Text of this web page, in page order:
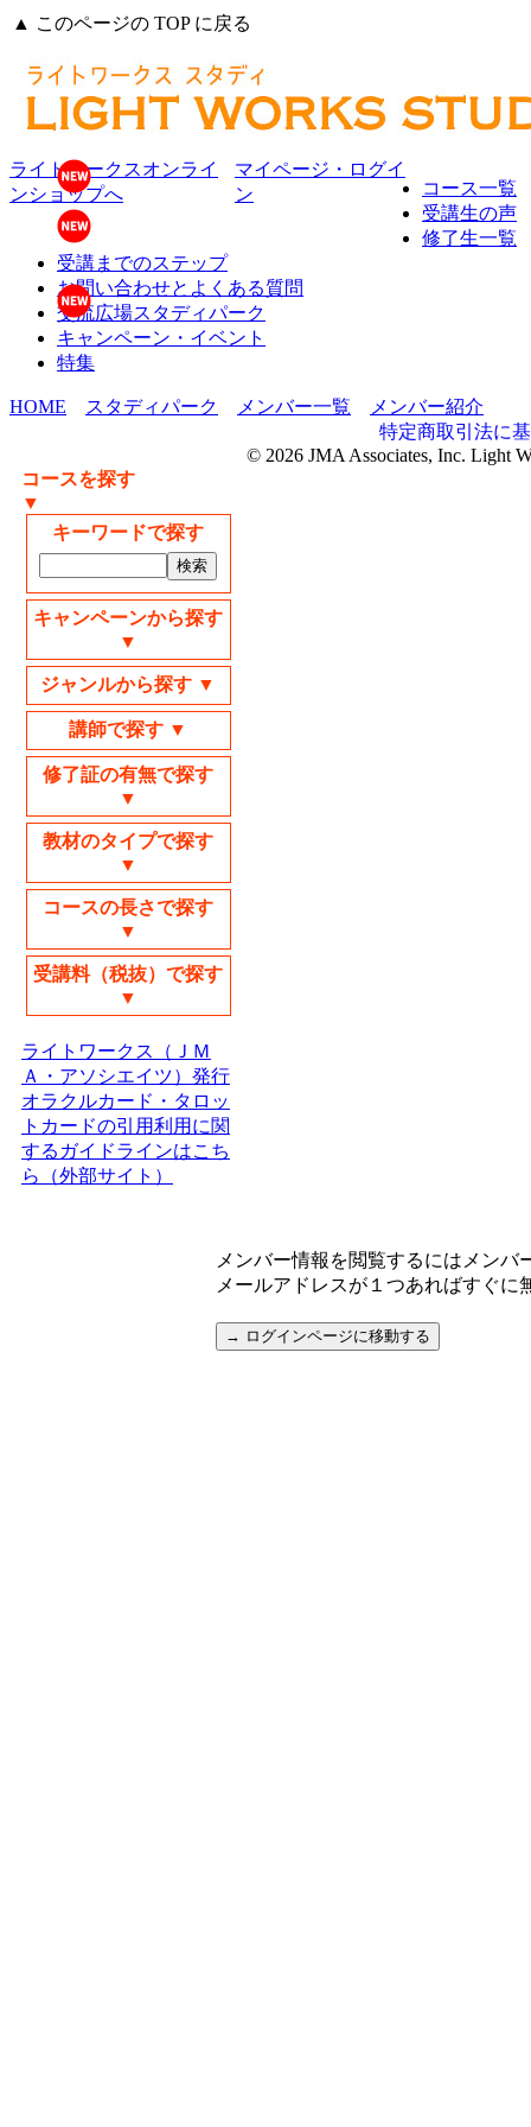
▲ このページの TOP に戻る
ライトワークスオンライ
ンショップへ
マイページ・ログイ
ン
コース一覧
受講生の声
修了生一覧
受講までのステップ
お問い合わせとよくある質問
交流広場スタディパーク
キャンペーン・イベント
特集
HOME スタディパーク メンバー一覧 メンバー紹介
コースを探す
▼
キーワードで探す
キャンペーンから探す
▼
ジャンルから探す ▼
講師で探す ▼
修了証の有無で探す
▼
教材のタイプで探す
▼
コースの長さで探す
▼
受講料（税抜）で探す
▼
ライトワークス（ＪＭ
Ａ・アソシエイツ）発行
オラクルカード・タロッ
トカードの引用利用に関
するガイドラインはこち
ら（外部サイト）
メンバー情報を閲覧するにはメン
メールアドレスが１つあればすぐに
特定商取引法に
© 2026 JMA Associates, Inc. Light